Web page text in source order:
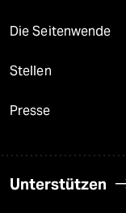
Die Seitenwende
Stellen
Presse
Unterstützen